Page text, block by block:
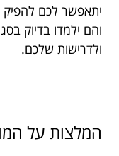
יתאפשר לכם
והם ילמדו בדיוק
ולדרישות שלכם.
המלצות על